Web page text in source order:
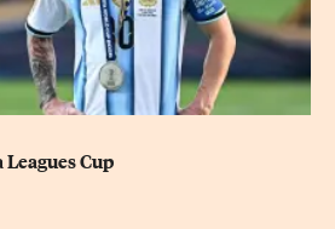
Leagues Cup